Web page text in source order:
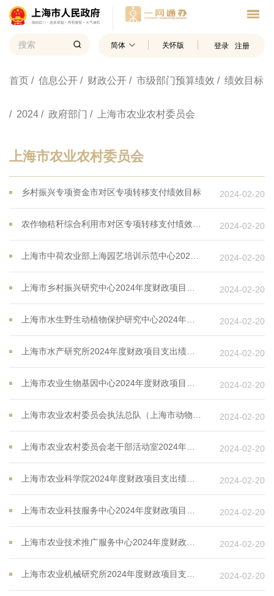
简体 关怀版 登录 注册
首页 / 信息公开 / 财政公开 / 市级部门预算绩效 / 绩效目标
/ 2024 / 政府部门 / 上海市农业农村委员会
上海市农业农村委员会
乡村振兴专项资金市对区专项转移支付绩效目标 2024-02-20
2024-02-20
2024-02-20
2024-02-20
2024-02-20
2024-02-20
2024-02-20
2024-02-20
2024-02-20
2024-02-20
2024-02-20
2024-02-20
2024-02-20